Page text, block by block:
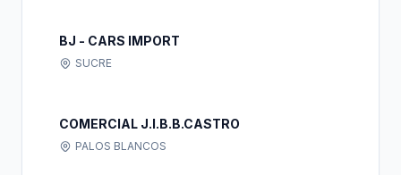
BJ - CARS IMPORT
SUCRE
COMERCIAL J.I.B.B.CASTRO
PALOS BLANCOS